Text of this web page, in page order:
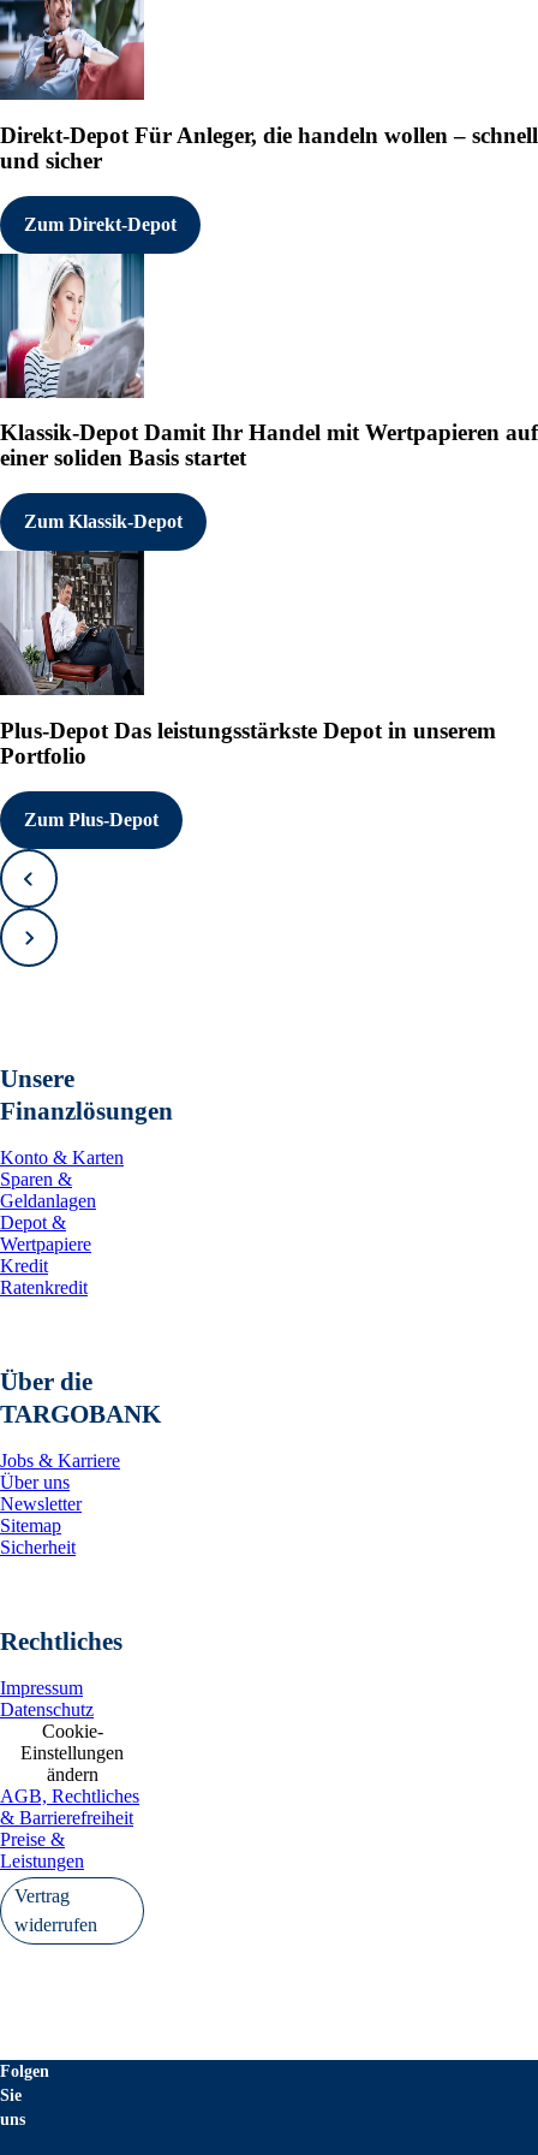
Direkt-Depot Für Anleger, die handeln wollen – schnell
und sicher
Zum Direkt-Depot
Klassik-DepotDamit Ihr Handel mit Wertpapieren auf
einer soliden Basis startet
Zum Klassik-Depot
Plus-Depot Das leistungsstärkste Depot in unserem
Portfolio
Zum Plus-Depot
Zurück
Vorwärts
Unsere
Finanzlösungen
Konto & Karten
Sparen &
Geldanlagen
Depot &
Wertpapiere
Kredit
Ratenkredit
Über die
TARGOBANK
Jobs & Karriere
Über uns
Newsletter
Sitemap
Sicherheit
Rechtliches
Impressum
Datenschutz
Cookie-
Einstellungen
ändern
AGB, Rechtliches
& Barrierefreiheit
Preise &
Leistungen
Vertrag
widerrufen
Folgen
Sie
uns